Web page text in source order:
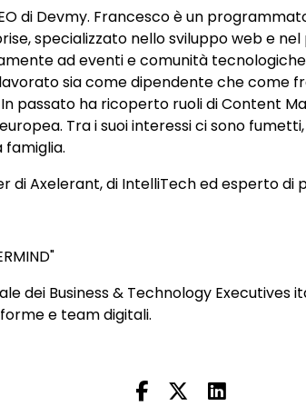
di Devmy. Francesco è un
specializzato nello sviluppo web e
ad eventi e comunità
sia come dipendente che come
passato ha ricoperto ruoli di Content
Tra i suoi interessi ci sono
di Axelerant, di IntelliTech ed esperto
dei Business & Technology Executives
e team digitali.